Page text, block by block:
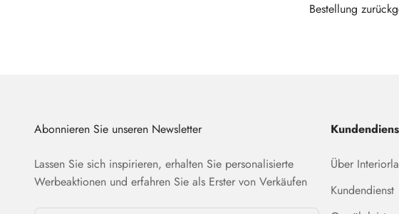
Bestellung
Abonnieren Sie unseren Newsletter
Lassen Sie sich inspirieren, erhalten Sie personalisierte
Werbeaktionen und erfahren Sie als Erster von Verkäufen
Über
Kundendienst